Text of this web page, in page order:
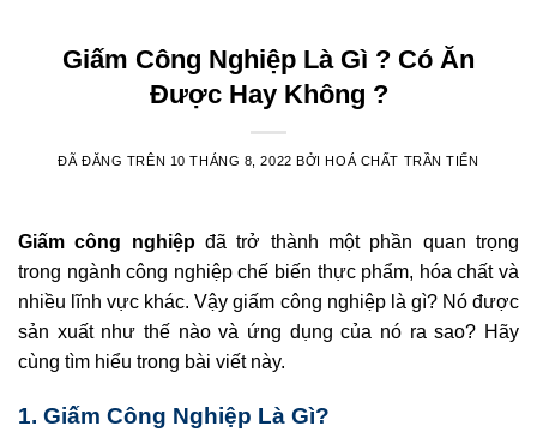
Giấm Công Nghiệp Là Gì ? Có Ăn
Được Hay Không ?
ĐÃ ĐĂNG TRÊN 10 THÁNG 8, 2022 BỞIHOÁ CHẤT TRẦN TIẾN
Giấm công nghiệpđã trở thành một phần quan trọng
trong ngành công nghiệp chế biến thực phẩm, hóa chất và
nhiều lĩnh vực khác. Vậy giấm công nghiệp là gì? Nó được
sản xuất như thế nào và ứng dụng của nó ra sao? Hãy
cùng tìm hiểu trong bài viết này.
1. Giấm Công Nghiệp Là Gì?